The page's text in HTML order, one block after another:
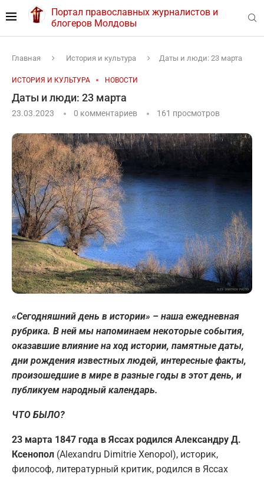
Портал православных журналистов и
блогеров Молдовы
Главная История и культура Даты и люди: 23 марта
ИСТОРИЯ И КУЛЬТУРА НОВОСТИ
Даты и люди: 23 марта
23.03.2023 0 комментариев 161 просмотров
«Сегодняшний день в истории» – наша ежедневная
рубрика. В ней мы напоминаем некоторые события,
оказавшие влияние на ход истории, памятные даты,
дни рождения известных людей, интересные факты,
произошедшие в мире в разные годы в этот день, и
публикуем народный календарь.
ЧТО БЫЛО?
23 марта 1847 года в Яссах родился Александру Д.
Ксенопол (Alexandru Dimitrie Xenopol), историк,
философ, литературный критик, родился в Яссах